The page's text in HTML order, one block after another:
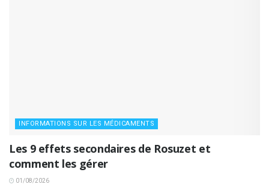
INFORMATIONS SUR LES MÉDICAMENTS
Les 9 effets secondaires de Rosuzet et
comment les gérer
01/08/2026